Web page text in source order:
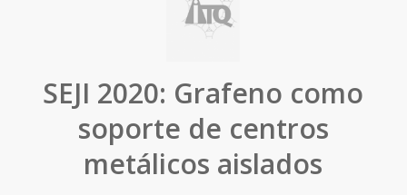
SEJI 2020: Grafeno como
soporte de centros
metálicos aislados